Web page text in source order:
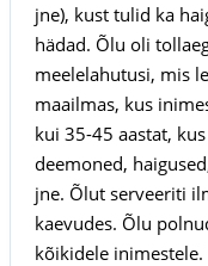
jne), kust tulid ka
hädad. Õlu oli
meelelahutusi, mis
maailmas, kus
kui 35-45 aastat,
deemoned,
jne. Õlut serveeriti
kaevudes. Õlu
kõikidele